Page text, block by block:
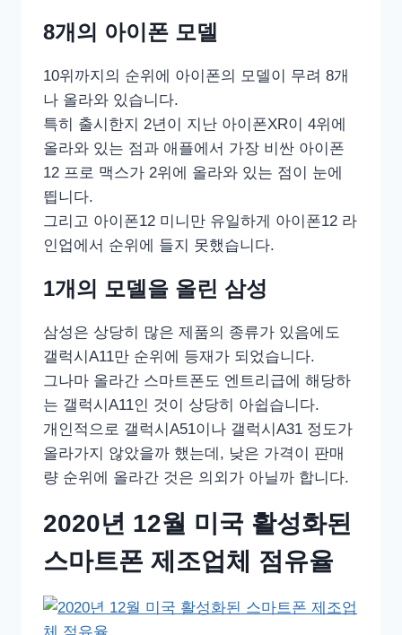
8개의 아이폰 모델
10위까지의 순위에 아이폰의 모델이 무려 8개
나 올라와 있습니다.
특히 출시한지 2년이 지난 아이폰XR이 4위에
올라와 있는 점과 애플에서 가장 비싼 아이폰
12 프로 맥스가 2위에 올라와 있는 점이 눈에
띕니다.
그리고 아이폰12 미니만 유일하게 아이폰12 라
인업에서 순위에 들지 못했습니다.
1개의 모델을 올린 삼성
삼성은 상당히 많은 제품의 종류가 있음에도
갤럭시A11만 순위에 등재가 되었습니다.
그나마 올라간 스마트폰도 엔트리급에 해당하
는 갤럭시A11인 것이 상당히 아쉽습니다.
개인적으로 갤럭시A51이나 갤럭시A31 정도가
올라가지 않았을까 했는데, 낮은 가격이 판매
량 순위에 올라간 것은 의외가 아닐까 합니다.
2020년 12월 미국 활성화된
스마트폰 제조업체 점유율